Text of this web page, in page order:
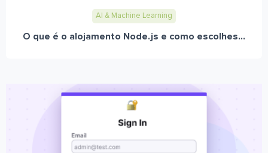
AI & Machine Learning
O que é o alojamento Node.js e como escolhes...